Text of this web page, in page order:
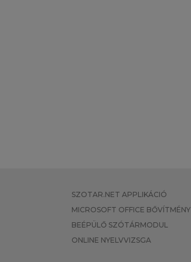
SZOTAR.NET APPLIKÁCIÓ
MICROSOFT OFFICE BŐVÍTMÉNY
BEÉPÜLŐ SZÓTÁRMODUL
ONLINE NYELVVIZSGA